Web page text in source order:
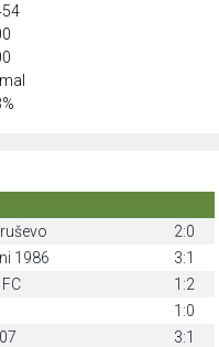
2:0
1986
3:1
1:2
1:0
3:1